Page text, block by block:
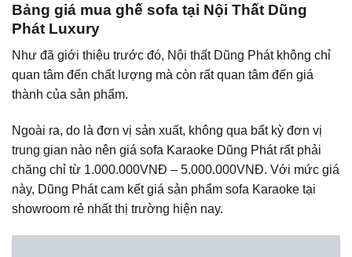
Bảng giá mua ghế sofa tại Nội Thất Dũng
Phát Luxury
Như đã giới thiệu trước đó, Nội thất Dũng Phát không chỉ
quan tâm đến chất lượng mà còn rất quan tâm đến giá
thành của sản phẩm.
Ngoài ra, do là đơn vị sản xuất, không qua bất kỳ đơn vị
trung gian nào nên giá sofa Karaoke Dũng Phát rất phải
chăng chỉ từ 1.000.000VNĐ – 5.000.000VNĐ. Với mức giá
này, Dũng Phát cam kết giá sản phẩm sofa Karaoke tại
showroom rẻ nhất thị trường hiện nay.